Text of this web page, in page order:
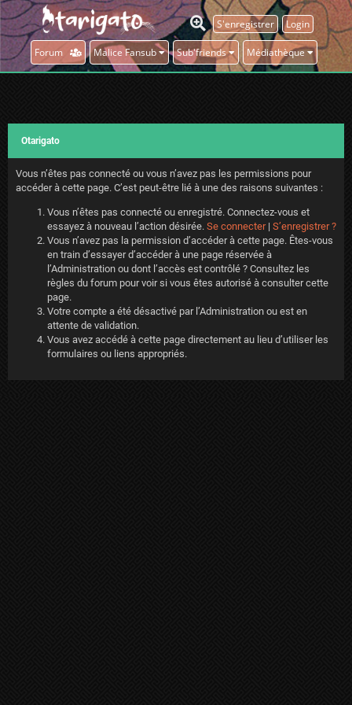
S'enregistrer Login
Forum Malice Fansub Sub'friends Médiathèque
Otarigato
Vous n’êtes pas connecté ou vous n’avez pas les permissions pour
accéder à cette page. C’est peut-être lié à une des raisons suivantes :
Vous n’êtes pas connecté ou enregistré. Connectez-vous et
essayez à nouveau l’action désirée. Se connecter| S’enregistrer ?
Vous n’avez pas la permission d’accéder à cette page. Êtes-vous
en train d’essayer d’accéder à une page réservée à
l’Administration ou dont l’accès est contrôlé ? Consultez les
règles du forum pour voir si vous êtes autorisé à consulter cette
page.
Votre compte a été désactivé par l’Administration ou est en
attente de validation.
Vous avez accédé à cette page directement au lieu d’utiliser les
formulaires ou liens appropriés.